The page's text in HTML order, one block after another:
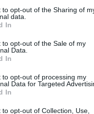
to opt-out of the Sharing of
data.
In
to opt-out of the Sale of my
Data.
In
to opt-out of processing my
Data for Targeted
In
to opt-out of Collection, Use,
për
pas
foshnjën